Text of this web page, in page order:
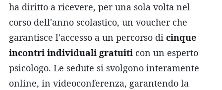
ha diritto a ricevere, per una sola volta nel
corso dell'anno scolastico, un voucher che
garantisce l'accesso a un percorso di cinque
incontri individuali gratuiti con un esperto
psicologo. Le sedute si svolgono interamente
online, in videoconferenza, garantendo la